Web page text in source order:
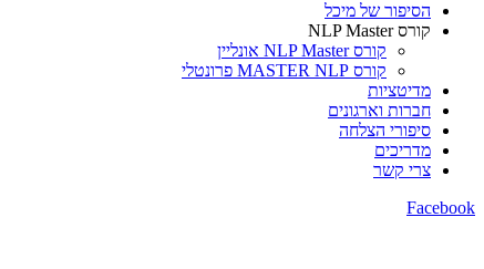
הסיפור של מיכל
קורס NLP Master
קורס NLP Master אונליין
קורס MASTER NLP פרונטלי
מדיטציות
חברות וארגונים
סיפורי הצלחה
מדריכים
צרי קשר
Facebook